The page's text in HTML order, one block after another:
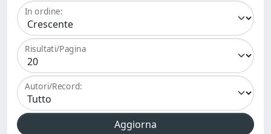
In ordine:
Risultati/Pagina
Autori/Record: